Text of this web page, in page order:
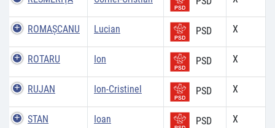
ROMAȘCANU Lucian PSD X
ROTARU Ion PSD X
RUJAN Ion-Cristinel PSD X
STAN Ioan PSD X